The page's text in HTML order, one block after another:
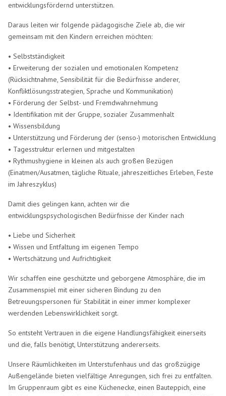
entwicklungsfördernd unterstützen.
Daraus leiten wir folgende pädagogische Ziele ab, die wir
gemeinsam mit den Kindern erreichen möchten:
• Selbstständigkeit
• Erweiterung der sozialen und emotionalen Kompetenz
(Rücksichtnahme, Sensibilität für die Bedürfnisse anderer,
Konfliktlösungsstrategien, Sprache und Kommunikation)
• Förderung der Selbst- und Fremdwahrnehmung
• Identifikation mit der Gruppe, sozialer Zusammenhalt
• Wissensbildung
• Unterstützung und Förderung der (senso-) motorischen Entwicklung
• Tagesstruktur erlernen und mitgestalten
• Rythmushygiene in kleinen als auch großen Bezügen
(Einatmen/Ausatmen, tägliche Rituale, jahreszeitliches Erleben, Feste
im Jahreszyklus)
Damit dies gelingen kann, achten wir die
entwicklungspsychologischen Bedürfnisse der Kinder nach
• Liebe und Sicherheit
• Wissen und Entfaltung im eigenen Tempo
• Wertschätzung und Aufrichtigkeit
Wir schaffen eine geschützte und geborgene Atmosphäre, die im
Zusammenspiel mit einer sicheren Bindung zu den
Betreuungspersonen für Stabilität in einer immer komplexer
werdenden Lebenswirklichkeit sorgt.
So entsteht Vertrauen in die eigene Handlungsfähigkeit einerseits
und die, falls benötigt, Unterstützung andererseits.
Unsere Räumlichkeiten im Unterstufenhaus und das großzügige
Außengelände bieten vielfältige Anregungen, sich frei zu entfalten.
Im Gruppenraum gibt es eine Küchenecke, einen Bauteppich, eine